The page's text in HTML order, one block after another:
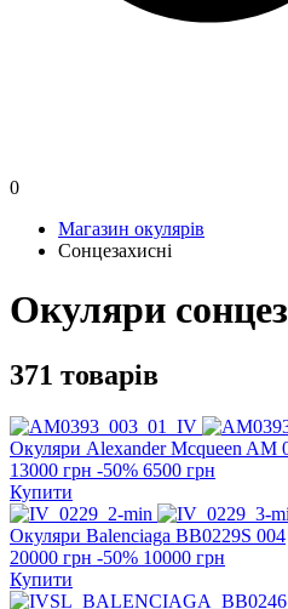
0
Магазин окулярів
Сонцезахисні
Окуляри
371 товарів
Окуляри Alexander Mcqueen AM
13000 грн -50% 6500 грн
Купити
Окуляри Balenciaga BB0229S 004
20000 грн -50% 10000 грн
Купити